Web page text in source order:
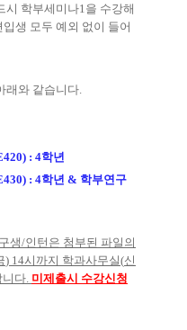
시 학부세미나1 을 수강해
입생 모두 예외 없이 들어
래와 같습니다
: 4학년
: 4학년 & 학부연구
생/인턴은 첨부된 파일의
) 14시까지 학과사무실(신
니다 미제출시 수강신청